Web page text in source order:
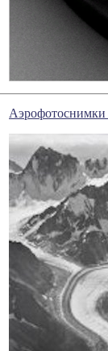
Аэрофотоснимки